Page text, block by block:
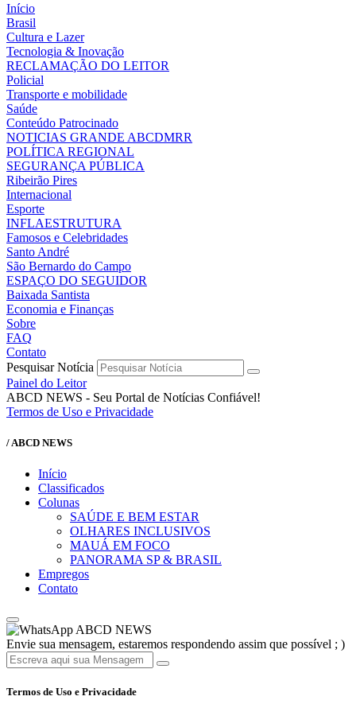
Início
Brasil
Cultura e Lazer
Tecnologia & Inovação
RECLAMAÇÃO DO LEITOR
Policial
Transporte e mobilidade
Saúde
Conteúdo Patrocinado
NOTICIAS GRANDE ABCDMRR
POLÍTICA REGIONAL
SEGURANÇA PÚBLICA
Ribeirão Pires
Internacional
Esporte
INFLAESTRUTURA
Famosos e Celebridades
Santo André
São Bernardo do Campo
ESPAÇO DO SEGUIDOR
Baixada Santista
Economia e Finanças
Sobre
FAQ
Contato
Pesquisar Notícia
Painel do Leitor
ABCD NEWS - Seu Portal de Notícias Confiável!
Termos de Uso e Privacidade
/ ABCD NEWS
Início
Classificados
Colunas
SAÚDE E BEM ESTAR
OLHARES INCLUSIVOS
MAUÁ EM FOCO
PANORAMA SP & BRASIL
Empregos
Contato
ABCD NEWS
Envie sua mensagem, estaremos respondendo assim que possível ; )
Termos de Uso e Privacidade